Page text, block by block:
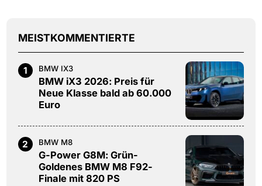
MEISTKOMMENTIERTE
1 BMW IX3
BMW iX3 2026: Preis für
Neue Klasse bald ab 60.000
Euro
2 BMW M8
G-Power G8M: Grün-
Goldenes BMW M8 F92-
Finale mit 820 PS